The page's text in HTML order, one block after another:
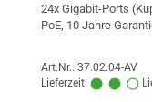
24x Gigabit-Ports
PoE, 10 Jahre
Art.Nr.: 37.02.04-AV
Lieferzeit: